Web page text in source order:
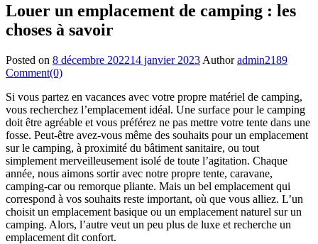
Louer un emplacement de camping : les
choses à savoir
Posted on 8 décembre 202214 janvier 2023 Author admin2189
Comment(0)
Si vous partez en vacances avec votre propre matériel de camping,
vous recherchez l’emplacement idéal. Une surface pour le camping
doit être agréable et vous préférez ne pas mettre votre tente dans une
fosse. Peut-être avez-vous même des souhaits pour un emplacement
sur le camping, à proximité du bâtiment sanitaire, ou tout
simplement merveilleusement isolé de toute l’agitation. Chaque
année, nous aimons sortir avec notre propre tente, caravane,
camping-car ou remorque pliante. Mais un bel emplacement qui
correspond à vos souhaits reste important, où que vous alliez. L’un
choisit un emplacement basique ou un emplacement naturel sur un
camping. Alors, l’autre veut un peu plus de luxe et recherche un
emplacement dit confort.